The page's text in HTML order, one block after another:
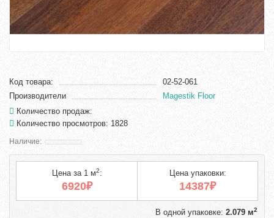
Код товара:
02-52-061
Производители
Magestik Floor
Количество продаж:
Количество просмотров: 1828
Цена за 1 м2:
6920₽
Цена упаковки:
14387₽
В одной упаковке: 2.079 м2